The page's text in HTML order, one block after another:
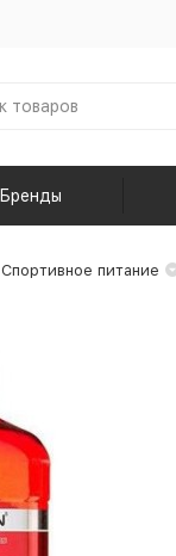
Бренды
Спортивное питание